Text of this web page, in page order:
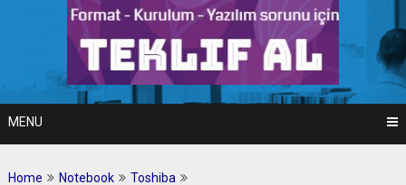
MENU
Home Notebook
Toshiba